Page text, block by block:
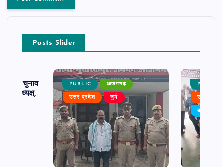
Posts Slider
का चुनाव
बने अध्यक्ष,
PUBLIC आजमगढ़
उत्तर प्रदेश जुर्म
PUBLIC
उत्तर
बड़ी खबर